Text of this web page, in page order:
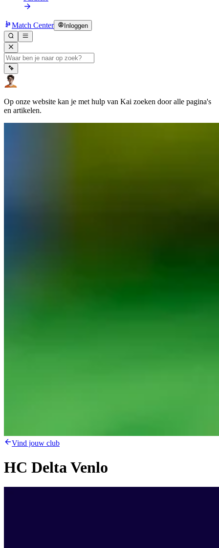
Match Center Inloggen
Op onze website kan je met hulp van Kai zoeken door alle pagina's
en artikelen.
Vind jouw club
HC Delta Venlo